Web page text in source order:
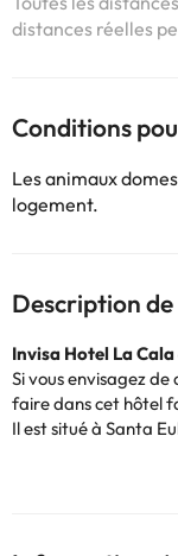
distances réelles
Conditions
Les animaux
logement.
Description
Invisa Hotel La
Si vous envisagez
faire dans cet hôtel
Il est situé à Santa
en plein cœur du
de luxe. Il vous